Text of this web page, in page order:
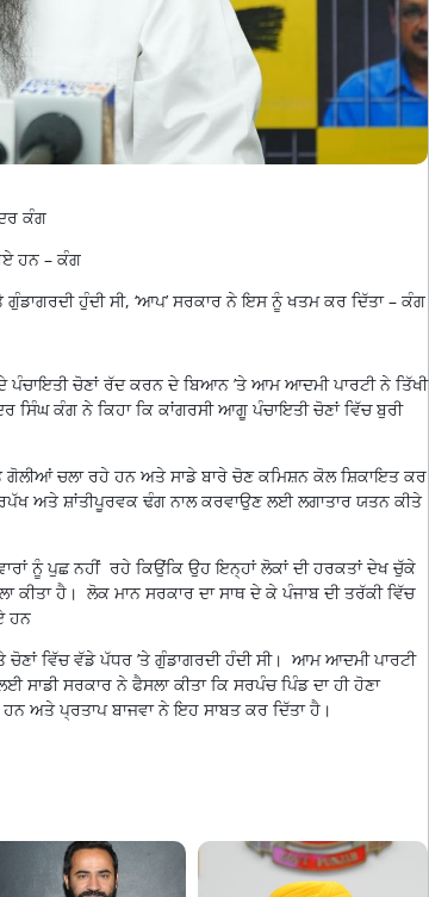
ਕੰਗ
ਹਨ – ਕੰਗ
ਹੁੰਦੀ ਸੀ, ‘ਆਪ’ ਸਰਕਾਰ ਨੇ ਇਸ ਨੂੰ ਖਤਮ ਕਰ ਦਿੱਤਾ – ਕੰਗ
ਪੰਚਾਇਤੀ ਚੋਣਾਂ ਰੱਦ ਕਰਨ ਦੇ ਬਿਆਨ ’ਤੇ ਆਮ ਆਦਮੀ ਪਾਰਟੀ ਨੇ ਤਿੱਖੀ
ਸਿੰਘ ਕੰਗ ਨੇ ਕਿਹਾ ਕਿ ਕਾਂਗਰਸੀ ਆਗੂ ਪੰਚਾਇਤੀ ਚੋਣਾਂ ਵਿੱਚ ਬੁਰੀ
ਗੋਲੀਆਂ ਚਲਾ ਰਹੇ ਹਨ ਅਤੇ ਸਾਡੇ ਬਾਰੇ ਚੋਣ ਕਮਿਸ਼ਨ ਕੋਲ ਸ਼ਿਕਾਇਤ ਕਰ
ਅਤੇ ਸ਼ਾਂਤੀਪੂਰਵਕ ਢੰਗ ਨਾਲ ਕਰਵਾਉਣ ਲਈ ਲਗਾਤਾਰ ਯਤਨ ਕੀਤੇ
ਨੂੰ ਪੁਛ ਨਹੀਂ ਰਹੇ ਕਿਉਂਕਿ ਉਹ ਇਨ੍ਹਾਂ ਲੋਕਾਂ ਦੀ ਹਰਕਤਾਂ ਦੇਖ ਚੁੱਕੇ
ਹੈ। ਲੋਕ ਮਾਨ ਸਰਕਾਰ ਦਾ ਸਾਥ ਦੇ ਕੇ ਪੰਜਾਬ ਦੀ ਤਰੱਕੀ ਵਿੱਚ
ਹਨ
ਵਿੱਚ ਵੱਡੇ ਪੱਧਰ ’ਤੇ ਗੁੰਡਾਗਰਦੀ ਹੰਦੀ ਸੀ। ਆਮ ਆਦਮੀ ਪਾਰਟੀ
ਸਰਕਾਰ ਨੇ ਫੈਸਲਾ ਕੀਤਾ ਕਿ ਸਰਪੰਚ ਪਿੰਡ ਦਾ ਹੀ ਹੋਣਾ
ਅਤੇ ਪ੍ਰਤਾਪ ਬਾਜਵਾ ਨੇ ਇਹ ਸਾਬਤ ਕਰ ਦਿੱਤਾ ਹੈ।